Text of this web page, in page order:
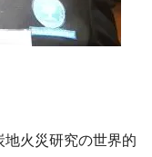
火災研究の世界的